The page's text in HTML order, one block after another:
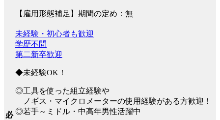
【雇用形態補足】期間の定め：無
必
未経験・初心者も歓迎
学歴不問
第二新卒歓迎
◆未経験OK！
◎工具を使った組立経験や
ノギス・マイクロメーターの使用経験がある方歓迎！
◎若手～ミドル・中高年男性活躍中